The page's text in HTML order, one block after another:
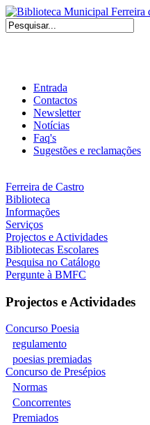
Entrada
Contactos
Newsletter
Notícias
Faq's
Sugestões e reclamações
Ferreira de Castro
Biblioteca
Informações
Serviços
Projectos e Actividades
Bibliotecas Escolares
Pesquisa no Catálogo
Pergunte à BMFC
Projectos e Actividades
Concurso Poesia
regulamento
poesias premiadas
Concurso de Presépios
Normas
Concorrentes
Premiados